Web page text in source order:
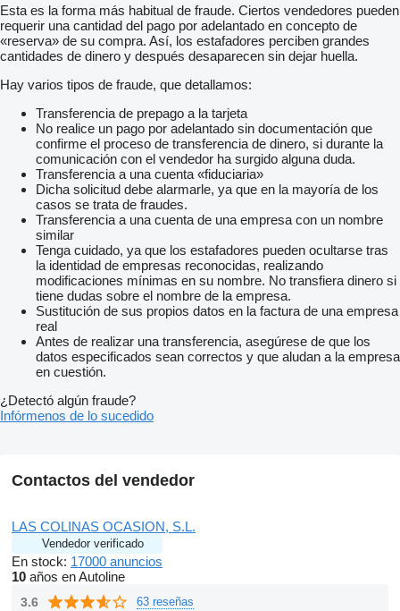
Esta es la forma más habitual de fraude. Ciertos vendedores pueden
requerir una cantidad del pago por adelantado en concepto de
«reserva» de su compra. Así, los estafadores perciben grandes
cantidades de dinero y después desaparecen sin dejar huella.
Hay varios tipos de fraude, que detallamos:
Transferencia de prepago a la tarjeta
No realice un pago por adelantado sin documentación que
confirme el proceso de transferencia de dinero, si durante la
comunicación con el vendedor ha surgido alguna duda.
Transferencia a una cuenta «fiduciaria»
Dicha solicitud debe alarmarle, ya que en la mayoría de los
casos se trata de fraudes.
Transferencia a una cuenta de una empresa con un nombre
similar
Tenga cuidado, ya que los estafadores pueden ocultarse tras
la identidad de empresas reconocidas, realizando
modificaciones mínimas en su nombre. No transfiera dinero si
tiene dudas sobre el nombre de la empresa.
Sustitución de sus propios datos en la factura de una empresa
real
Antes de realizar una transferencia, asegúrese de que los
datos especificados sean correctos y que aludan a la empresa
en cuestión.
¿Detectó algún fraude?
Infórmenos de lo sucedido
Contactos del vendedor
LAS COLINAS OCASION, S.L.
Vendedor verificado
En stock: 17000 anuncios
10 años en Autoline
3.6 63 reseñas